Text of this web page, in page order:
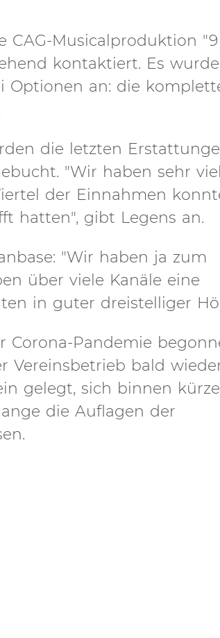
CAG-Musicalproduktion "9
kontaktiert. Es wurde
Optionen an: die
die letzten
"Wir haben sehr
der Einnahmen
hatten", gibt Legens an.
"Wir haben ja zum
über viele Kanäle eine
in guter dreistelliger
Pandemie
Vereinsbetrieb bald
gelegt, sich binnen
die Auflagen der